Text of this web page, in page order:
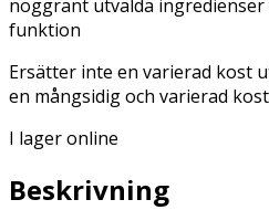
noggrant utvalda
funktion
Ersätter inte en varierad kost
en mångsidig och varierad
I lager online
Beskrivning